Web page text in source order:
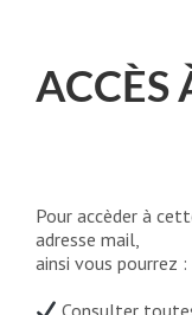
ACCÈS
Pour accèder à
adresse mail,
ainsi vous pourrez :
Consulter